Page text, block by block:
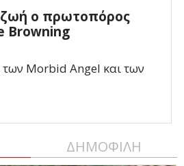
ο πρωτοπόρος
Browning
Morbid Angel και των
ΔΗΜΟΦΙΛΗ